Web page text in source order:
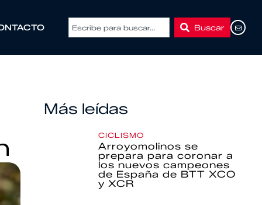
Buscar
Más leídas
CICLISMO
Arroyomolinos se
prepara para coronar a
los nuevos campeones
de España de BTT XCO
y XCR